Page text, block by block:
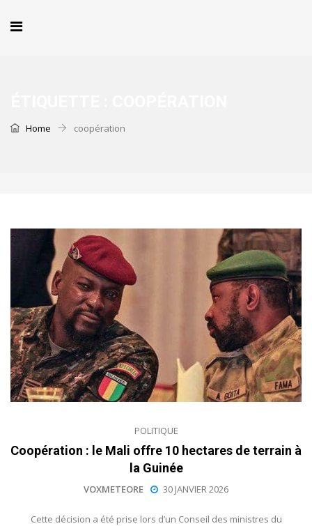
Home coopération
POLITIQUE
Coopération : le Mali offre 10 hectares de terrain à
la Guinée
VOXMETEORE 30 JANVIER 2026
Cette décision a été prise lors d’un Conseil des ministres du